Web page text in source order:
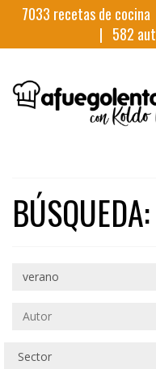
7033 recetas de
| 582